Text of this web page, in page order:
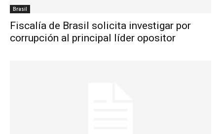
Brasil
Fiscalía de Brasil solicita investigar por
corrupción al principal líder opositor